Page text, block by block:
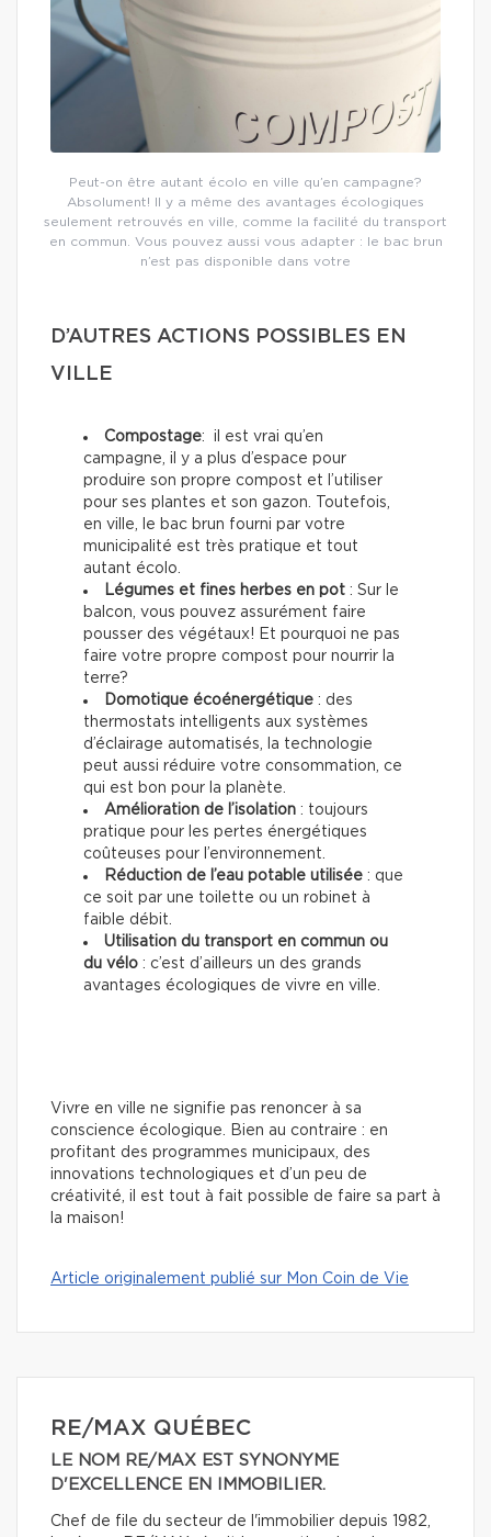
Peut-on être autant écolo en ville qu’en campagne?
Absolument! Il y a même des avantages écologiques
seulement retrouvés en ville, comme la facilité du transport
en commun. Vous pouvez aussi vous adapter : le bac brun
n’est pas disponible dans votre
D’AUTRES ACTIONS POSSIBLES EN
VILLE
Compostage: il est vrai qu’en
campagne, il y a plus d’espace pour
produire son propre compost et l’utiliser
pour ses plantes et son gazon. Toutefois,
en ville, le bac brun fourni par votre
municipalité est très pratique et tout
autant écolo.
Légumes et fines herbes en pot : Sur le
balcon, vous pouvez assurément faire
pousser des végétaux! Et pourquoi ne pas
faire votre propre compost pour nourrir la
terre?
Domotique écoénergétique : des
thermostats intelligents aux systèmes
d’éclairage automatisés, la technologie
peut aussi réduire votre consommation, ce
qui est bon pour la planète.
Amélioration de l’isolation : toujours
pratique pour les pertes énergétiques
coûteuses pour l’environnement.
Réduction de l’eau potable utilisée : que
ce soit par une toilette ou un robinet à
faible débit.
Utilisation du transport en commun ou
du vélo : c’est d’ailleurs un des grands
avantages écologiques de vivre en ville.
Vivre en ville ne signifie pas renoncer à sa
conscience écologique. Bien au contraire : en
profitant des programmes municipaux, des
innovations technologiques et d’un peu de
créativité, il est tout à fait possible de faire sa part à
la maison!
Article originalement publié sur Mon Coin de Vie
RE/MAX QUÉBEC
LE NOM RE/MAX EST SYNONYME
D'EXCELLENCE EN IMMOBILIER.
Chef de file du secteur de l'immobilier depuis 1982,